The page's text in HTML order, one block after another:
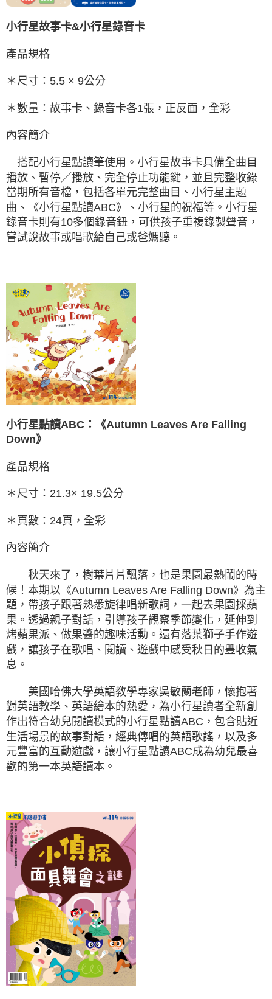
小行星故事卡&小行星錄音卡
產品規格
＊尺寸：5.5 × 9公分
＊數量：故事卡、錄音卡各1張，正反面，全彩
內容簡介
搭配小行星點讀筆使用。小行星故事卡具備全曲目
播放、暫停／播放、完全停止功能鍵，並且完整收錄
當期所有音檔，包括各單元完整曲目、小行星主題
曲、《小行星點讀ABC》、小行星的祝福等。小行星
錄音卡則有10多個錄音鈕，可供孩子重複錄製聲音，
嘗試說故事或唱歌給自己或爸媽聽。
小行星點讀ABC：
《Autumn Leaves Are Falling
Down》
產品規格
＊尺寸：21.3× 19.5公分
＊頁數：24頁，全彩
內容簡介
秋天來了，樹葉片片飄落，也是果園最熱鬧的時
候！本期以《Autumn Leaves Are Falling Down》為主
題，帶孩子跟著熟悉旋律唱新歌詞，一起去果園採蘋
果。透過親子對話，引導孩子觀察季節變化，延伸到
烤蘋果派、做果醬的趣味活動。還有落葉獅子手作遊
戲，讓孩子在歌唱、閱讀、遊戲中感受秋日的豐收氣
息。
美國哈佛大學英語教學專家吳敏蘭老師，懷抱著
對英語教學、英語繪本的熱愛，為小行星讀者全新創
作出符合幼兒閱讀模式的小行星點讀ABC，包含貼近
生活場景的故事對話，經典傳唱的英語歌謠，以及多
元豐富的互動遊戲，讓小行星點讀ABC成為幼兒最喜
歡的第一本英語讀本。